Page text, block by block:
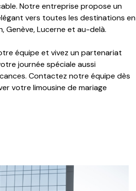
Notre entreprise propose un
vers toutes les destinations en
Genève, Lucerne et au-delà.
équipe et vivez un partenariat
journée spéciale aussi
Contactez notre équipe dès
votre limousine de mariage